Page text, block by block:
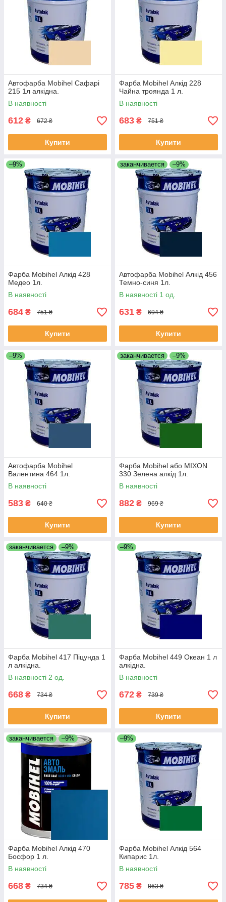
Автофарба Mobihel Сафарі
215 1л алкідна.
В наявності
612 ₴ 672 ₴
Купити
Фарба Mobihel Алкід 228
Чайна троянда 1 л.
В наявності
683 ₴ 751 ₴
Купити
–9%
Фарба Mobihel Алкід 428
Медео 1л.
В наявності
684 ₴ 751 ₴
Купити
заканчивается –9%
Автофарба Mobihel Алкід 456
Темно-синя 1л.
В наявності 1 од.
631 ₴ 694 ₴
Купити
–9%
Автофарба Mobihel
Валентина 464 1л.
В наявності
583 ₴ 640 ₴
Купити
заканчивается –9%
Фарба Mobihel або MIXON
330 Зелена алкід 1л.
В наявності
882 ₴ 969 ₴
Купити
заканчивается –9%
Фарба Mobihel 417 Піцунда 1
л алкідна.
В наявності 2 од.
668 ₴ 734 ₴
Купити
–9%
Фарба Mobihel 449 Океан 1 л
алкідна.
В наявності
672 ₴ 739 ₴
Купити
заканчивается –9%
Фарба Mobihel Алкід 470
Босфор 1 л.
В наявності
668 ₴ 734 ₴
–9%
Фарба Mobihel Алкід 564
Кипарис 1л.
В наявності
785 ₴ 863 ₴